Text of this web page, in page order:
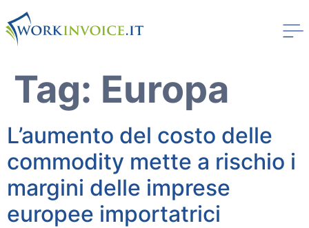
Tag: Europa
L’aumento del costo delle
commodity mette a rischio i
margini delle imprese
europee importatrici